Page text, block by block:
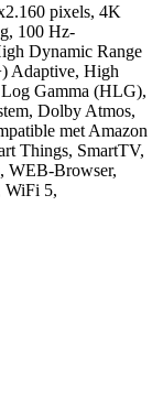
pixels, 4K
100 Hz-
Dynamic Range
Adaptive, High
Gamma (HLG),
Dolby Atmos,
met Amazon
Things, SmartTV,
WEB-Browser,
WiFi 5,